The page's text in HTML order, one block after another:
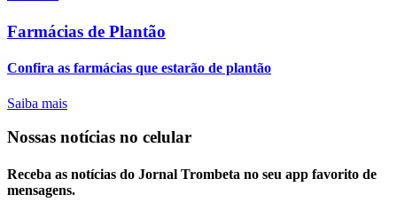
Farmácias de Plantão
Confira as farmácias que estarão de plantão
Saiba mais
Nossas notícias no celular
Receba as notícias do Jornal Trombeta no seu app favorito de
mensagens.